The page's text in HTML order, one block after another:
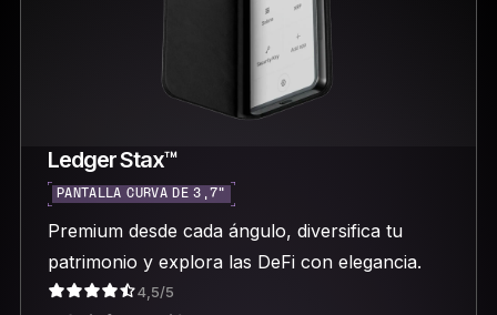
Ledger Stax™
PANTALLA CURVA DE 3,7"
Premium desde cada ángulo, diversifica tu
patrimonio y explora las DeFi con elegancia.
4,5/5